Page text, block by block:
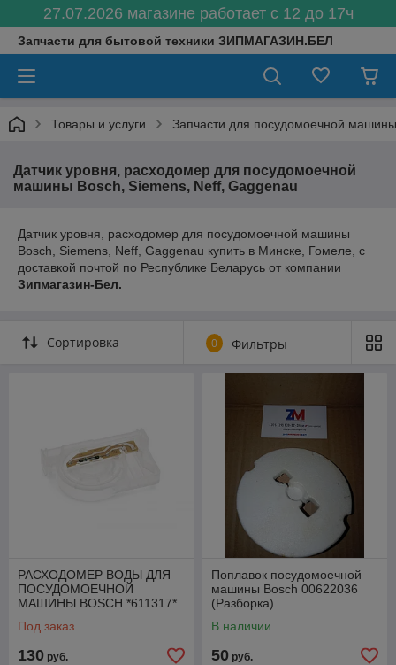
27.07.2026 магазине работает с 12 до 17ч
Запчасти для бытовой техники ЗИПМАГАЗИН.БЕЛ
Товары и услуги Запчасти для посудомоечной машины
Датчик уровня, расходомер для посудомоечной
машины Bosch, Siemens, Neff, Gaggenau
Датчик уровня, расходомер для посудомоечной машины
Bosch, Siemens, Neff, Gaggenau купить в Минске, Гомеле, с
доставкой почтой по Республике Беларусь от компании
Зипмагазин-Бел.
Сортировка 0 Фильтры
РАСХОДОМЕР ВОДЫ ДЛЯ
ПОСУДОМОЕЧНОЙ
МАШИНЫ BOSCH *611317*
Под заказ
130 руб.
Поплавок посудомоечной
машины Bosch 00622036
(Разборка)
В наличии
50 руб.